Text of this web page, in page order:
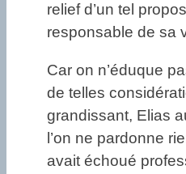
relief d’un tel
responsable de sa
Car on n’éduque
de telles
grandissant, Elias
l’on ne pardonne
avait échoué